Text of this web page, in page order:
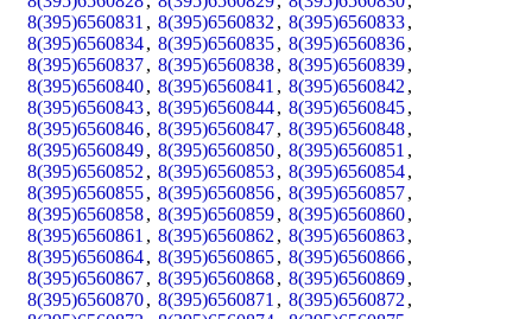
8(395)6560831 , 8(395)6560832 , 8(395)6560833,
8(395)6560834, 8(395)6560835, 8(395)6560836,
8(395)6560837, 8(395)6560838, 8(395)6560839,
8(395)6560840, 8(395)6560841 , 8(395)6560842 ,
8(395)6560843, 8(395)6560844, 8(395)6560845,
8(395)6560846, 8(395)6560847, 8(395)6560848,
8(395)6560849, 8(395)6560850, 8(395)6560851 ,
8(395)6560852 , 8(395)6560853, 8(395)6560854,
8(395)6560855, 8(395)6560856, 8(395)6560857,
8(395)6560858, 8(395)6560859, 8(395)6560860,
8(395)6560861 , 8(395)6560862 , 8(395)6560863,
8(395)6560864, 8(395)6560865, 8(395)6560866,
8(395)6560867, 8(395)6560868, 8(395)6560869,
8(395)6560870, 8(395)6560871 , 8(395)6560872 ,